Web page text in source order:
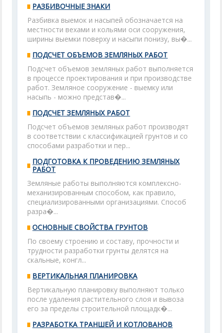
РАЗБИВОЧНЫЕ ЗНАКИ
Разбивка выемок и насыпей обозначается на
местности вехами и кольями оси сооружения,
ширины выемки поверху и насыпи понизу, вы�...
ПОДСЧЕТ ОБЪЕМОВ ЗЕМЛЯНЫХ РАБОТ
Подсчет объемов земляных работ выполняется
в процессе проектирования и при производстве
работ. Земляное сооружение - выемку или
насыпь - можно представ�...
ПОДСЧЕТ ЗЕМЛЯНЫХ РАБОТ
Подсчет объемов земляных работ производят
в соответствии с классификацией грунтов и со
способами разработки и пер...
ПОДГОТОВКА К ПРОВЕДЕНИЮ ЗЕМЛЯНЫХ
РАБОТ
Земляные работы выполняются комплексно-
механизированным способом, как правило,
специализированными организациями. Способ
разра�...
ОСНОВНЫЕ СВОЙСТВА ГРУНТОВ
По своему строению и составу, прочности и
трудности разработки грунты делятся на
скальные, конгл...
ВЕРТИКАЛЬНАЯ ПЛАНИРОВКА
Вертикальную планировку выполняют только
после удаления растительного слоя и вывоза
его за пределы строительной площадк�...
РАЗРАБОТКА ТРАНШЕЙ И КОТЛОВАНОВ